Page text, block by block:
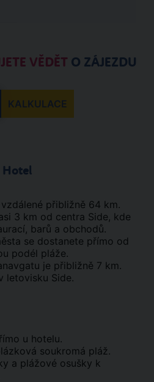
VĚDĚT O ZÁJEZDU
KALKULACE
Hotel
přibližně 64 km.
3 km od centra Side, kde
barů a obchodů.
se dostanete přímo od
podél pláže.
je přibližně 7 km.
letovisku Side.
u hotelu.
soukromá pláž.
a plážové osušky k